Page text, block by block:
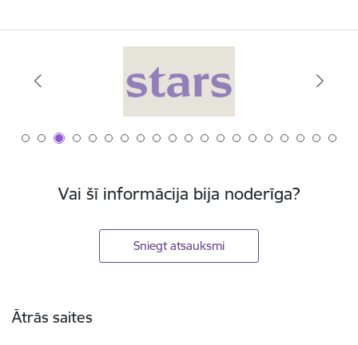
Vai šī informācija bija noderīga?
Sniegt atsauksmi
Ātrās saites